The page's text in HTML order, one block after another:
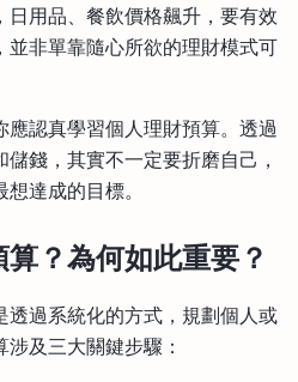
，日用品、餐飲價格飆升，要有效
並非單靠隨心所欲的理財模式可
認真學習個人理財預算。透過
錢，其實不一定要折磨自己，
達成的目標。
？為何如此重要？
透過系統化的方式，規劃個人或
及三大關鍵步驟：